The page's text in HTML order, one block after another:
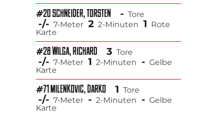
#20 SCHNEIDER, TORSTEN - Tore
-/- 7-Meter 2 2-Minuten 1 Rote
Karte
#28 WILGA, RICHARD 3 Tore
-/- 7-Meter 1 2-Minuten - Gelbe
Karte
#71 MILENKOVIC, DARKO 1 Tore
-/- 7-Meter - 2-Minuten - Gelbe
Karte